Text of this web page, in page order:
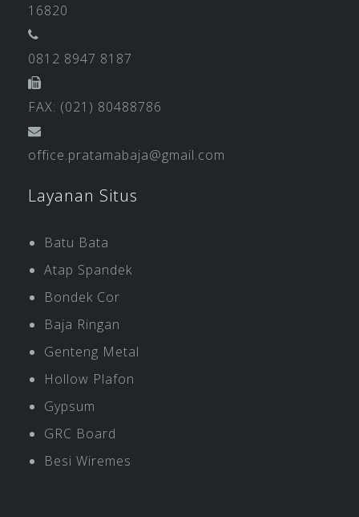
16820
0812 8947 8187
FAX: (021) 80488786
office.pratamabaja@gmail.com
Layanan Situs
Batu Bata
Atap Spandek
Bondek Cor
Baja Ringan
Genteng Metal
Hollow Plafon
Gypsum
GRC Board
Besi Wiremes